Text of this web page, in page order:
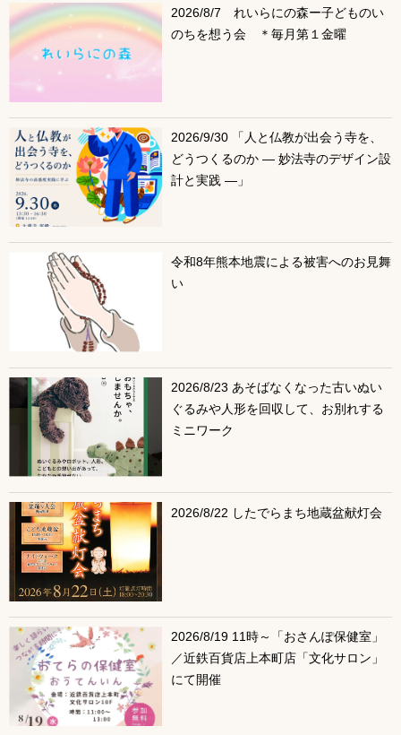
2026/8/7 れいらにの森ー子どものい
のちを想う会 ＊毎月第１金曜
2026/9/30 「人と仏教が出会う寺を、
どうつくるのか ― 妙法寺のデザイン設
計と実践 ―」
令和8年熊本地震による被害へのお見舞
い
2026/8/23 あそばなくなった古いぬい
ぐるみや人形を回収して、お別れする
ミニワーク
2026/8/22 したでらまち地蔵盆献灯会
2026/8/19 11時～「おさんぽ保健室」
／近鉄百貨店上本町店「文化サロン」
にて開催